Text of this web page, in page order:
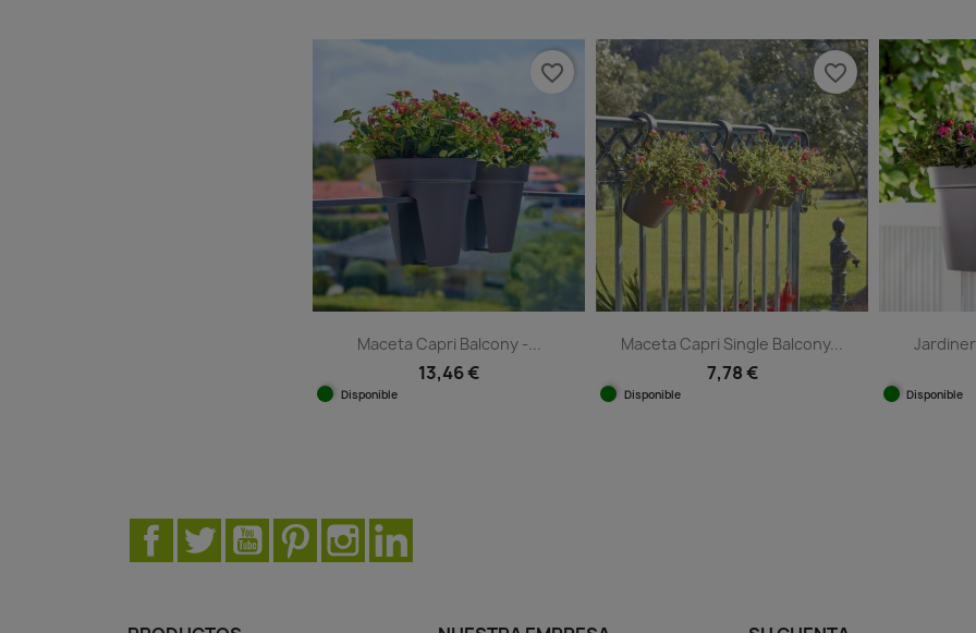
Maceta Capri Balcony -...
13,46 €
Disponible
favorite_border
Maceta Capri Single Balcony...
7,78 €
Disponible
favorite_border
Disponible
Facebook
Twitter YouTubePinterestInstagram